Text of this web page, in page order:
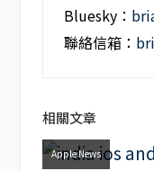
Bluesky：
聯絡信箱：
相關文章
Apple News